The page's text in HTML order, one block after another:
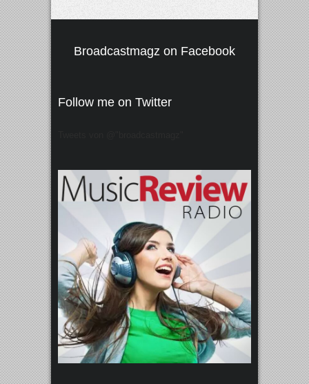
Broadcastmagz on Facebook
Follow me on Twitter